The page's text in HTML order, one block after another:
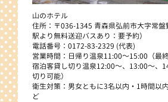
山のホテル
住所：〒036-1345 青森県弘前市大字常
駅より無料送迎バスあり：要予約）
電話番号：0172-83-2329 (代表)
営業時間：日帰り温泉11:00～15:00（最終
宿泊客貸し切り温泉12:00～、13:00～、
切り可能）
衛生対策：男女ともに3名以内・1時間以
ど